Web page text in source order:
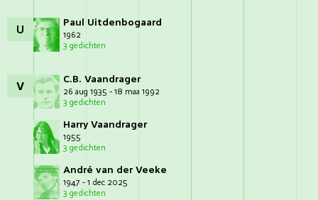
U Paul Uitdenbogaard
1962
3 gedichten
V C.B. Vaandrager
26 aug 1935 - 18 maa 1992
3 gedichten
Harry Vaandrager
1955
3 gedichten
André van der Veeke
1947 - 1 dec 2025
3 gedichten